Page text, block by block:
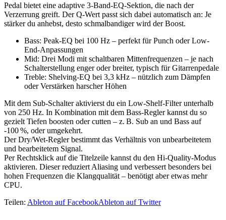
Pedal bietet eine adaptive 3-Band-EQ-Sektion, die nach der
Verzerrung greift. Der Q-Wert passt sich dabei automatisch an: Je
stärker du anhebst, desto schmalbandiger wird der Boost.
Bass: Peak-EQ bei 100 Hz – perfekt für Punch oder Low-
End-Anpassungen
Mid: Drei Modi mit schaltbaren Mittenfrequenzen – je nach
Schalterstellung enger oder breiter, typisch für Gitarrenpedale
Treble: Shelving-EQ bei 3,3 kHz – nützlich zum Dämpfen
oder Verstärken harscher Höhen
Mit dem Sub-Schalter aktivierst du ein Low-Shelf-Filter unterhalb
von 250 Hz. In Kombination mit dem Bass-Regler kannst du so
gezielt Tiefen boosten oder cutten – z. B. Sub an und Bass auf
-100 %, oder umgekehrt.
Der Dry/Wet-Regler bestimmt das Verhältnis von unbearbeitetem
und bearbeitetem Signal.
Per Rechtsklick auf die Titelzeile kannst du den Hi-Quality-Modus
aktivieren. Dieser reduziert Aliasing und verbessert besonders bei
hohen Frequenzen die Klangqualität – benötigt aber etwas mehr
CPU.
Teilen: Ableton auf FacebookAbleton auf Twitter